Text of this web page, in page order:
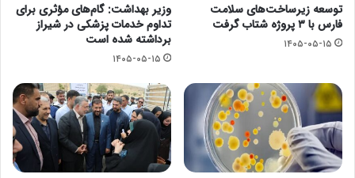
توسعه زیرساخت‌های سلامت
فارس با ۳ پروژه شتاب گرفت
۱۴۰۵-۰۵-۱۵
وزیر بهداشت: گام‌های مؤثری برای
تداوم خدمات پزشکی در شیراز
برداشته شده است
۱۴۰۵-۰۵-۱۵